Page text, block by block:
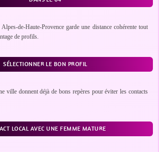
de-Haute-Provence garde une distance cohérente tout
de profils.
SÉLECTIONNER LE BON PROFIL
ville donnent déjà de bons repères pour éviter les contacts
LOCAL AVEC UNE FEMME MATURE